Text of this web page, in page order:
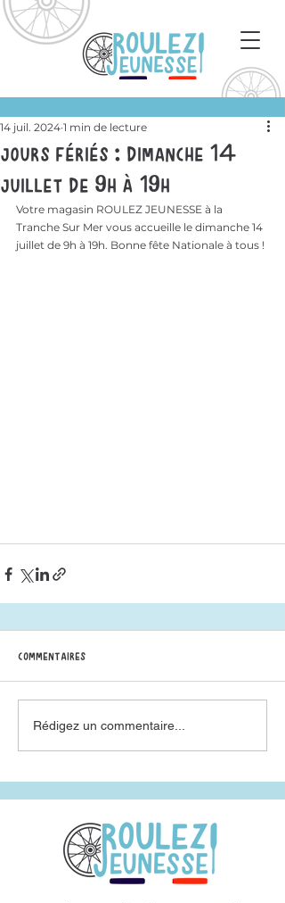
JOURS FÉRIÉS : Dimanche 14
juillet de 9h à 19h
14 juil. 2024 1 min de lecture
Votre magasin ROULEZ JEUNESSE à la
Tranche Sur Mer vous accueille le dimanche 14
juillet de 9h à 19h. Bonne fête Nationale à tous !
Commentaires
Rédigez un commentaire...